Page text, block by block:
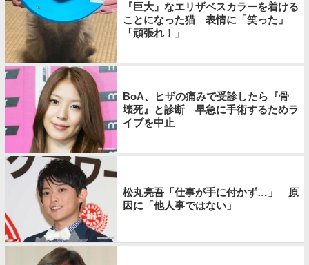
『巨大』なエリザベスカラーを着ける
ことになった猫 表情に「笑った」
「頑張れ！」
BoA、ヒザの痛みで受診したら『骨
壊死』と診断 早急に手術するためラ
イブを中止
松丸亮吾「仕事が手に付かず…」 原
因に「他人事ではない」